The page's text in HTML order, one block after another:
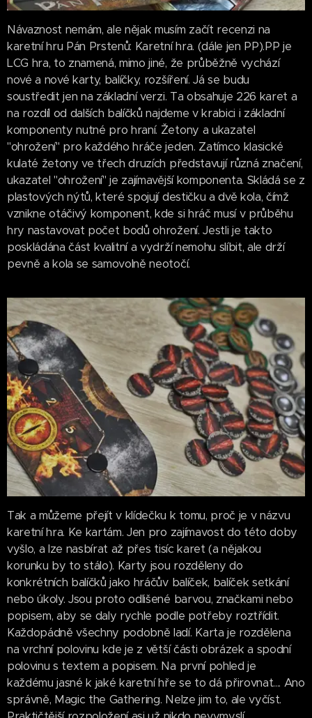
Návaznost nemám, ale nějak musím začít recenzi na
karetní hru Pán Prstenů: Karetní hra. (dále jen PP).PP je
LCG hra, to znamená, mimo jiné, že průběžně vychází
nové a nové karty, balíčky, rozšíření. Já se budu
soustředit jen na základní verzi. Ta obsahuje 226 karet a
na rozdíl od dalších balíčků najdeme v krabici i základní
komponenty nutné pro hraní. Žetony a ukazatel
"ohrožení" pro každého hráče jeden. Zatímco klasické
kulaté žetony ve třech druzích představují různá značení,
ukazatel "ohrožení" je zajímavější komponenta. Skládá se z
plastových nýtů, které spojují destičku a dvě kola, čímž
vznikne otáčivý komponent, kde si hráč musí v průběhu
hry nastavovat počet bodů ohrožení. Jestli je takto
poskládána část kvalitní a vydrží nemohu slíbit, ale drží
pevně a kola se samovolně neotočí.
Tak a můžeme přejít v klídečku k tomu, proč je v názvu
karetní hra. Ke kartám. Jen pro zajímavost do této doby
vyšlo, a lze nasbírat až přes tisíc karet (a nějakou
korunku by to stálo). Karty jsou rozděleny do
konkrétních balíčků jako hráčův balíček, balíček setkání
nebo úkoly. Jsou proto odlišené barvou, značkami nebo
popisem, aby se daly rychle podle potřeby roztřídit.
Každopádně všechny podobně ladí. Karta je rozdělena
na vrchní polovinu kde je z větší části obrázek a spodní
polovinu s textem a popisem. Na první pohled je
každému jasné k jaké karetní hře se to dá přirovnat.... Ano
správně, Magic the Gathering. Nelze jim to, ale vyčíst.